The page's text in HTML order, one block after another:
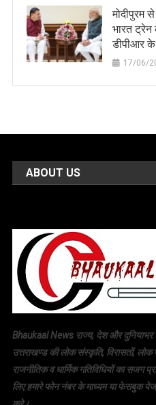
मोदीपुरम
भारत ट्रेन
डीपीआर
17/06/
ABOUT US
Bhaukaal News राज्य, देश और दुनियाभर
उत्तराखण्ड की लोक संस्कृति, विरासतों,
राजनीतिक व धार्मिक गतिविधियों का
लिए हमारे फोन नंबर के माध्यम या फेसबुक